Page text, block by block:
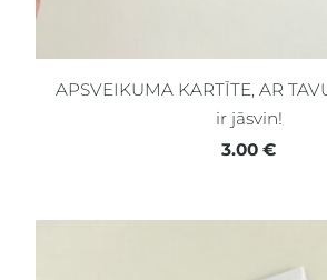
APSVEIKUMA KARTĪTE, AR
ir jāsvin!
3.00 €